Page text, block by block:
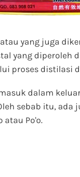
atau yang juga
yang diperoleh
proses distilasi
dalam
sebab itu, ada
atau Po'o.